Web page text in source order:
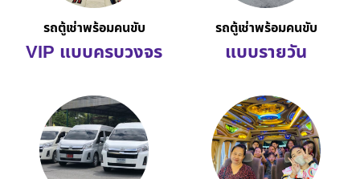
รถตู้เช่าพร้อมคนขับ
VIP แบบครบวงจร
รถตู้เช่าพร้อมคนขับ
แบบรายวัน